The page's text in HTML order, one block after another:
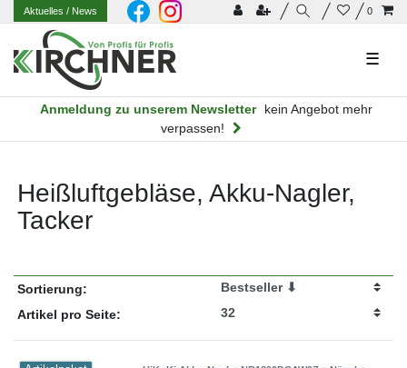
0
Aktuelles/ News
☰
Anmeldung zu unserem Newsletter
kein Angebot mehr
verpassen!
Heißluftgebläse, Akku-Nagler,
Tacker
Sortierung:
Artikel pro Seite: